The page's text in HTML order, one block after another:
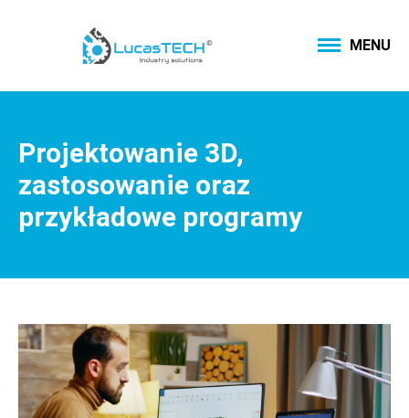
MENU
Projektowanie 3D,
zastosowanie oraz
przykładowe programy